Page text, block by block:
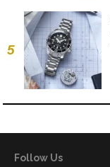
5
Follow Us